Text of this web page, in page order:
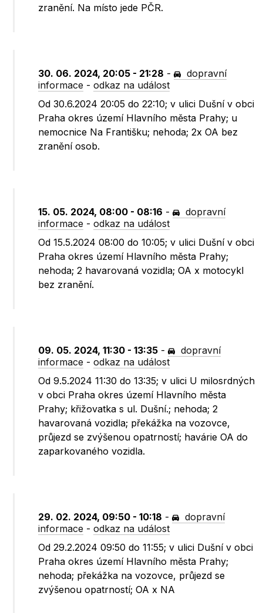
zranění. Na místo jede PČR.
30. 06. 2024, 20:05 - 21:28 -
dopravní
informace -odkaz na událost
Od 30.6.2024 20:05 do 22:10; v ulici Dušní v obci
Praha okres území Hlavního města Prahy; u
nemocnice Na Františku; nehoda; 2x OA bez
zranění osob.
15. 05. 2024, 08:00 - 08:16 -
dopravní
informace -odkaz na událost
Od 15.5.2024 08:00 do 10:05; v ulici Dušní v obci
Praha okres území Hlavního města Prahy;
nehoda; 2 havarovaná vozidla; OA x motocykl
bez zranění.
09. 05. 2024, 11:30 - 13:35 -
dopravní
informace -odkaz na událost
Od 9.5.2024 11:30 do 13:35; v ulici U milosrdných
v obci Praha okres území Hlavního města
Prahy; křižovatka s ul. Dušní.; nehoda; 2
havarovaná vozidla; překážka na vozovce,
průjezd se zvýšenou opatrností; havárie OA do
zaparkovaného vozidla.
29. 02. 2024, 09:50 - 10:18 -
dopravní
informace -odkaz na událost
Od 29.2.2024 09:50 do 11:55; v ulici Dušní v obci
Praha okres území Hlavního města Prahy;
nehoda; překážka na vozovce, průjezd se
zvýšenou opatrností; OA x NA